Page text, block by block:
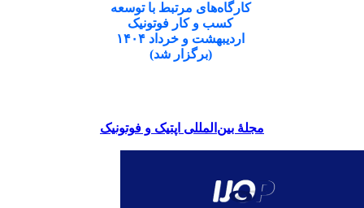
کارگاه‌های مرتبط با توسعه
کسب و کار فوتونیک
اردیبهشت و خرداد ۱۴۰۴
(برگزار شد)
مجلۀ بین‌المللی اپتیک و فوتونیک